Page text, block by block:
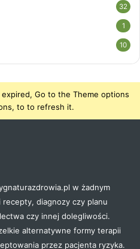
32
1
10
Go to the Theme options
to to refresh it.
w żadnym
diagnozy czy planu
czy innej dolegliwości.
alternatywne formy terapii
przez pacjenta ryzyka.